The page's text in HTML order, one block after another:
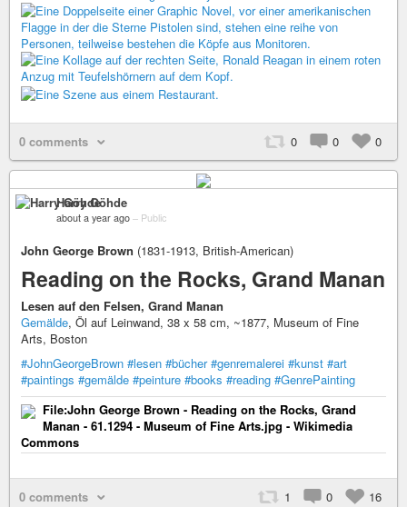
0 comments 0 0 0
Harry Göhde
about a year ago – Public
John George Brown (1831-1913, British-American)
Reading on the Rocks, Grand Manan
Lesen auf den Felsen, Grand Manan
Gemälde, Öl auf Leinwand, 38 x 58 cm, ~1877, Museum of Fine
Arts, Boston
#JohnGeorgeBrown #lesen #bücher #genremalerei #kunst #art
#paintings #gemälde #peinture #books #reading #GenrePainting
File:John George Brown - Reading on the Rocks, Grand
Manan - 61.1294 - Museum of Fine Arts.jpg - Wikimedia
Commons
0 comments 1 0 16